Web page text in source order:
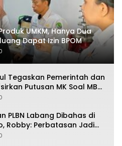
UMKM, Hanya Dua
Dapat Izin BPOM
Tegaskan Pemerintah dan
Putusan MK Soal MBG
PLBN Labang Dibahas di
Robby: Perbatasan Jadi